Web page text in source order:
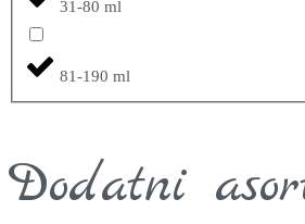
31-80 ml
81-190 ml
Dodatni